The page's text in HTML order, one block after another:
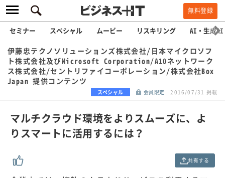
無料登録
セミナー スペシャル ムービー リスキリング AI・生成AI
伊藤忠テクノソリューションズ株式会社/日本マイクロソフ
ト株式会社及びMicrosoft Corporation/A10ネットワーク
ス株式会社/セントリファイコーポレーション/株式会社Box
Japan 提供コンテンツ
スペシャル 会員限定 2016/07/31 掲載
マルチクラウド環境をよりスムーズに、よ
りスマートに活用するには？
共有する